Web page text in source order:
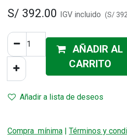
S/ 392.00 IGV incluido (S/
AÑADIR AL
CARRITO
Añadir a lista de deseos
Compra mínima | Términos y